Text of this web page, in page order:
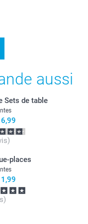
Smartphoto pour de
aussi
Sets de table
places